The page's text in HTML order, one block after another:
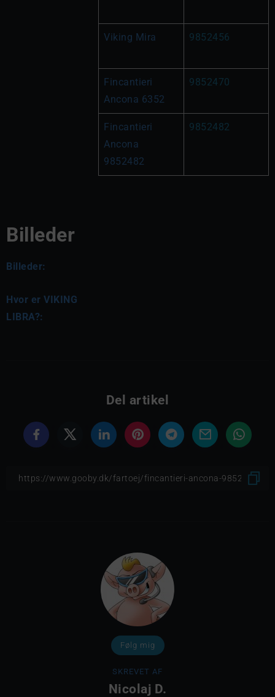
Viking Mira 9852456
Fincantieri
Ancona 6352
9852470
Fincantieri
Ancona
9852482
9852482
Billeder
Billeder:
Hvor er VIKING
LIBRA?:
Del artikel
Følg mig
SKREVET AF
Nicolaj D.